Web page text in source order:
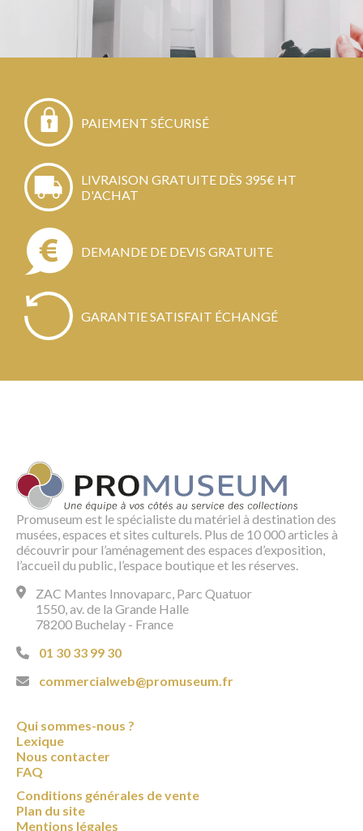
PAIEMENT SÉCURISÉ
LIVRAISON GRATUITE DÈS 395€ HT
D'ACHAT
DEMANDE DE DEVIS GRATUITE
GARANTIE SATISFAIT ÉCHANGÉ
Promuseum est le spécialiste du matériel à destination des
musées, espaces et sites culturels. Plus de 10 000 articles à
découvrir pour l’aménagement des espaces d’exposition,
l’accueil du public, l’espace boutique et les réserves.
ZAC Mantes Innovaparc, Parc Quatuor
1550, av. de la Grande Halle
78200 Buchelay - France
01 30 33 99 30
commercialweb@promuseum.fr
Qui sommes-nous ?
Lexique
Nous contacter
FAQ
Conditions générales de vente
Plan du site
Mentions légales